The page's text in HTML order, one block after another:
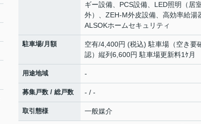
ギー設備、PCS設備、LED照明（居
外）、ZEH-M外皮設備、高効率給湯
ALSOKホームセキュリティ
駐車場/月額
空有/4,400円 (税込) 駐車場（空き要
認）縦列6,600円 駐車場更新料1ｹ月
用途地域 -
募集戸数 / 総戸数 - / -
取引態様 一般媒介